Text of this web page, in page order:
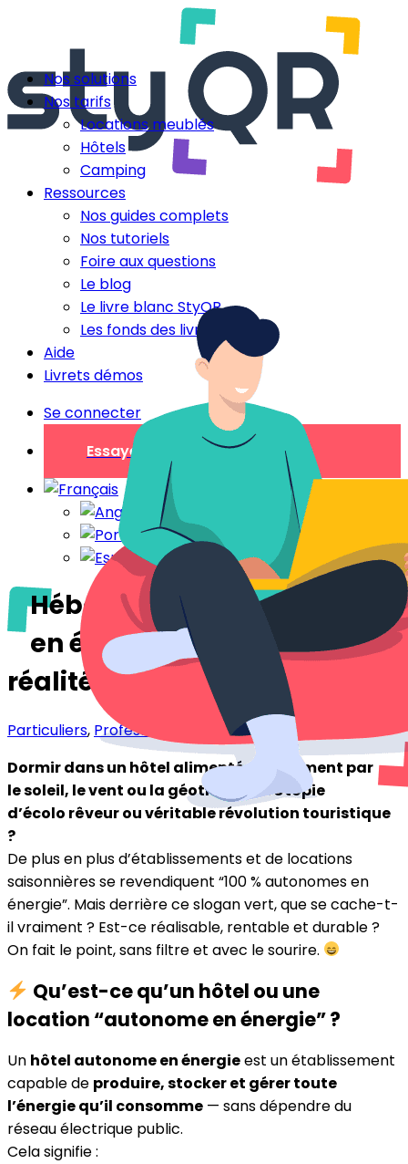
Nos solutions
Nos tarifs
Locations meublés
Hôtels
Camping
Ressources
Nos guides complets
Nos tutoriels
Foire aux questions
Le blog
Le livre blanc StyQR
Les fonds des livrets
Aide
Livrets démos
Se connecter
Essayer gratuitement
Hébergement autonome
en énergie : mythe ou
réalité ?
Particuliers, Professionnels
Dormir dans un hôtel alimenté uniquement par
le soleil, le vent ou la géothermie… Utopie
d’écolo rêveur ou véritable révolution touristique
?
De plus en plus d’établissements et de locations
saisonnières se revendiquent “100 % autonomes en
énergie”. Mais derrière ce slogan vert, que se cache-t-
il vraiment ? Est-ce réalisable, rentable et durable ?
On fait le point, sans filtre et avec le sourire.
Qu’est-ce qu’un hôtel ou une
location “autonome en énergie” ?
Un hôtel autonome en énergieest un établissement
capable de produire, stocker et gérer toute
l’énergie qu’il consomme — sans dépendre du
réseau électrique public.
Cela signifie :